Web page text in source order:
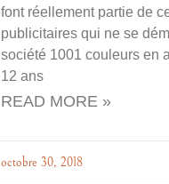
font réellement partie de
publicitaires qui ne se
société 1001 couleurs en
12 ans
READ MORE »
octobre 30, 2018